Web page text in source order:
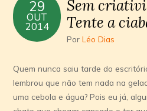
29
OUT
2014
Sem
Tente a
PorLéo Dias
Quem nunca saiu tarde do
lembrou que não tem nada na
uma cebola e água? Pois eu já,